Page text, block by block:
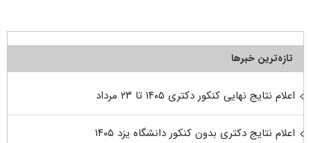
تازه‌ترین خبرها
اعلام نتایج نهایی کنکور دکتری ۱۴۰۵ تا ۲۳ مرداد
اعلام نتایج دکتری بدون کنکور دانشگاه یزد ۱۴۰۵